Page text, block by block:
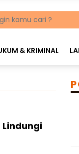
& KRIMINAL
Lindungi